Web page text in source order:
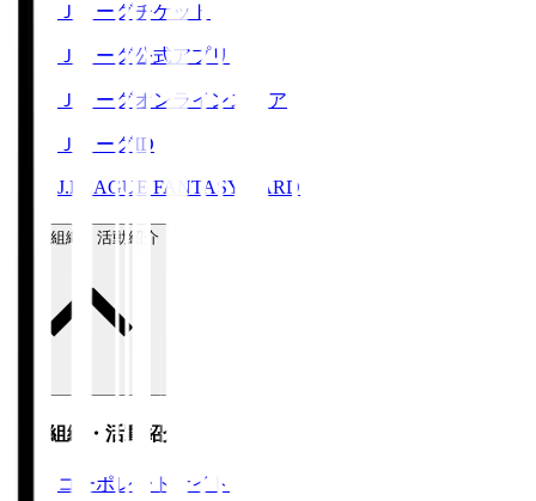
Ｊリーグチケット
Ｊリーグ公式アプリ
Ｊリーグオンラインストア
ＪリーグID
J.LEAGUE FANTASY CARD
運営組織・活動紹介
運営組織・活動紹介
コーポレートサイト